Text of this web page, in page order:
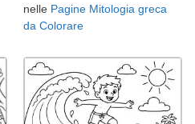
nelle Pagine Mitologia greca
da Colorare